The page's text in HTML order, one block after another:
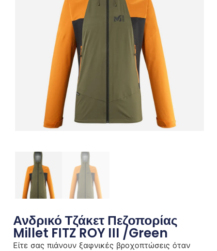
Ανδρικό Τζάκετ Πεζοπορίας
Millet FITZ ROY III /Green
Είτε σας πιάνουν ξαφνικές βροχοπτώσεις όταν